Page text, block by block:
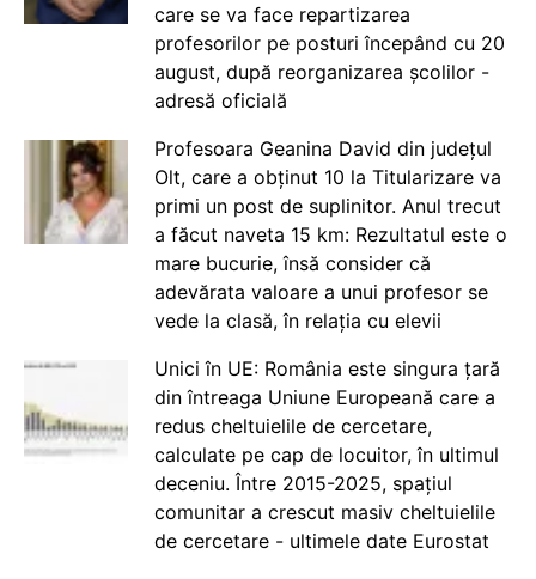
care se va face repartizarea
profesorilor pe posturi începând cu 20
august, după reorganizarea școlilor -
adresă oficială
Profesoara Geanina David din județul
Olt, care a obținut 10 la Titularizare va
primi un post de suplinitor. Anul trecut
a făcut naveta 15 km: Rezultatul este o
mare bucurie, însă consider că
adevărata valoare a unui profesor se
vede la clasă, în relația cu elevii
Unici în UE: România este singura țară
din întreaga Uniune Europeană care a
redus cheltuielile de cercetare,
calculate pe cap de locuitor, în ultimul
deceniu. Între 2015-2025, spațiul
comunitar a crescut masiv cheltuielile
de cercetare - ultimele date Eurostat